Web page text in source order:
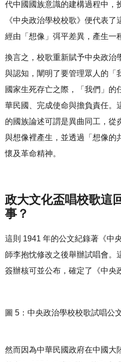
代中國國族意識的建構過程中，
《中央政治學校校歌》便代表
經由「想像」弭平差異，產生一
換言之，校歌重新賦予中央政治
與認知，闡明了要管理眾人的「
國家生死存亡之際，「我們」的
華民國、完成使命與擔負責任。
的國族論述可謂是異曲同工，從
與想像裡產生，並透過「想像的
懷及革命精神。
政大文化盃唱校歌這
事？
這則 1941 年的公文紀錄著《中
師李抱忱修改之後舉辦試唱會。
簽辦核可並公布，確定了《中央
圖 5：中央政治學校校歌試唱公
然而因為中華民國政府在中國大